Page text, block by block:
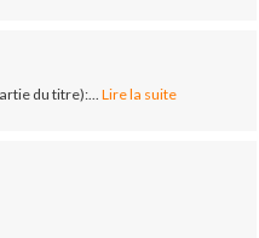
du titre):... Lire la suite